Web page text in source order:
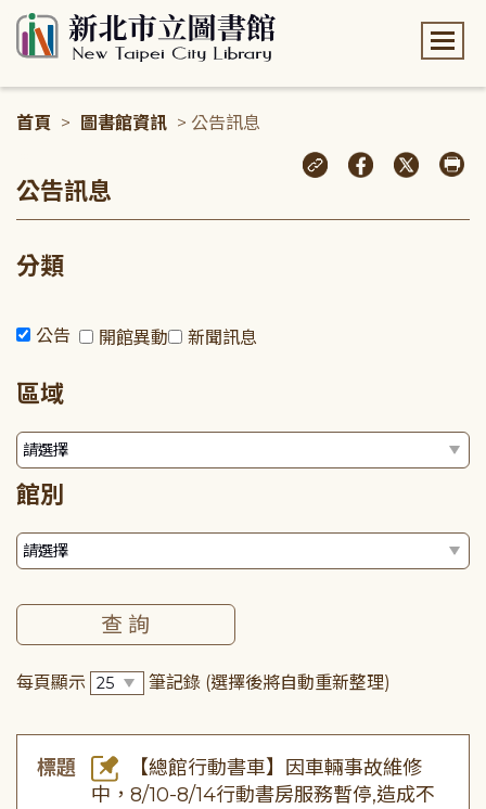
首頁 > 圖書館資訊 > 公告訊息
公告訊息
分類
公告 開館異動 新聞訊息
區域
館別
每頁顯示 筆記錄 (選擇後將自動重新整理)
標題
【總館行動書車】因車輛事故維修
中，8/10-8/14行動書房服務暫停,造成不